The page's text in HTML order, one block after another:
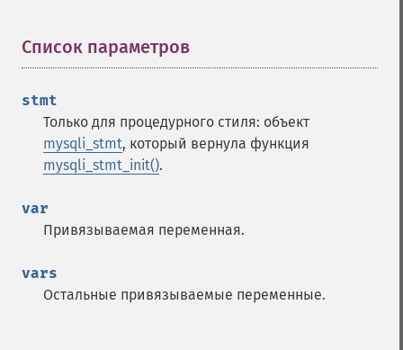
Список параметров
stmt
Только для процедурного стиля: объект
mysqli_stmt, который вернула функция
mysqli_stmt_init().
var
Привязываемая переменная.
vars
Остальные привязываемые переменные.